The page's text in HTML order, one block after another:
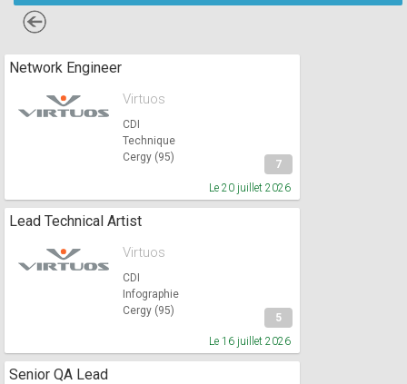
CDI
Network Engineer
Virtuos
Technique
Cergy (95)
Le 20 juillet 2026
7
CDI
Lead Technical Artist
Virtuos
Infographie
Cergy (95)
Le 16 juillet 2026
5
Senior QA Lead